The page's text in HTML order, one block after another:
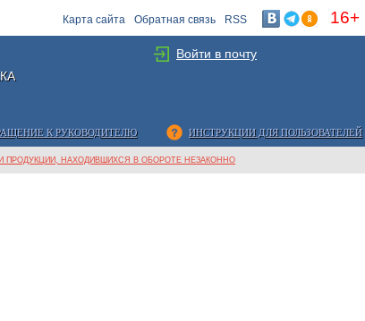
Карта сайта Обратная связь RSS 16+
К РУКОВОДИТЕЛЮ ИНСТРУКЦИИ ДЛЯ ПОЛЬЗОВАТЕЛЕЙ
Войти в почту
ПРОДУКЦИИ, НАХОДИВШИХСЯ В ОБОРОТЕ НЕЗАКОННО